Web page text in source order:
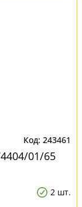
243461
01/65
2 шт.